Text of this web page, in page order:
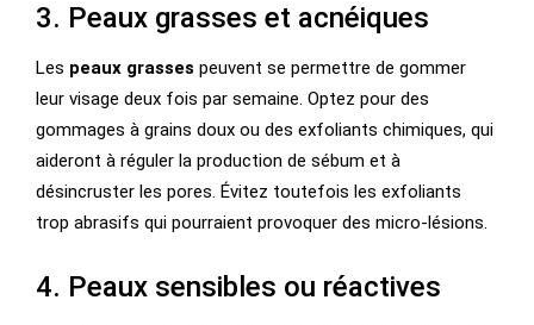
3. Peaux grasses et acnéiques
Les peaux grasses peuvent se permettre de gommer
leur visage deux fois par semaine. Optez pour des
gommages à grains doux ou des exfoliants chimiques, qui
aideront à réguler la production de sébum et à
désincruster les pores. Évitez toutefois les exfoliants
trop abrasifs qui pourraient provoquer des micro-lésions.
4. Peaux sensibles ou réactives